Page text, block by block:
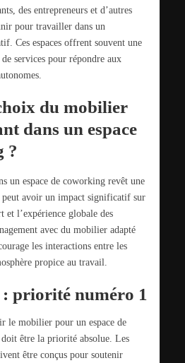
des entrepreneurs et d’autres
pour travailler dans un
Ces espaces offrent souvent une
services pour répondre aux
du mobilier
dans un espace
?
un espace de coworking revêt une
avoir un impact significatif sur
l’expérience globale des
avec du mobilier adapté
les interactions entre les
propice au travail.
: priorité numéro 1
le mobilier pour un espace de
être la priorité absolue. Les
être conçus pour soutenir